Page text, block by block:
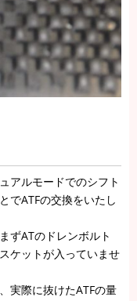
アルモードでのシフト
でATFの交換をいたし
ずATのドレンボルト
ケットが入っていませ
実際に抜けたATFの量